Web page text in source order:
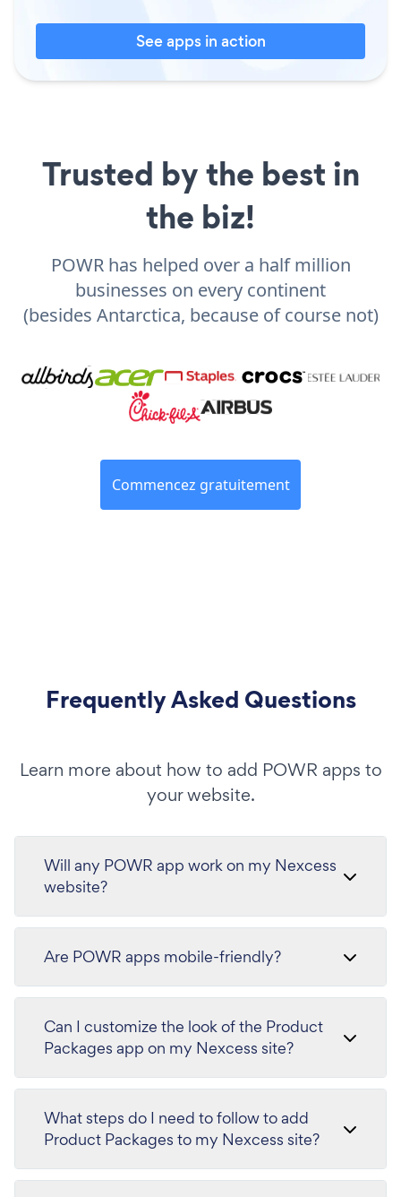
See apps in action
Trusted by the best in
the biz!
POWR has helped over a half million
businesses on every continent
(besides Antarctica, because of course not)
Commencez gratuitement
Frequently Asked Questions
Learn more about how to add POWR apps to
your website.
Will any POWR app work on my Nexcess
website?
Are POWR apps mobile-friendly?
Can I customize the look of the Product
Packages app on my Nexcess site?
What steps do I need to follow to add
Product Packages to my Nexcess site?